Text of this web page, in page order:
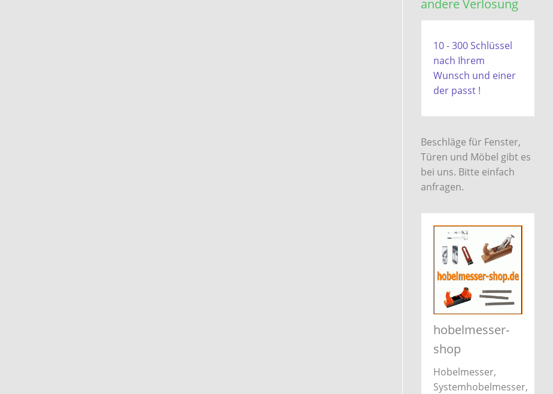
andere Verlosung
10 - 300 Schlüssel
nach Ihrem
Wunsch und einer
der passt !
Beschläge für Fenster,
Türen und Möbel gibt es
bei uns. Bitte einfach
anfragen.
hobelmesser-
shop
Hobelmesser,
Systemhobelmesser,